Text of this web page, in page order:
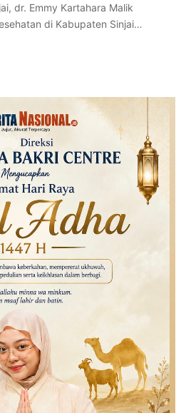
dr. Emmy Kartahara Malik
di Kabupaten Sinjai…